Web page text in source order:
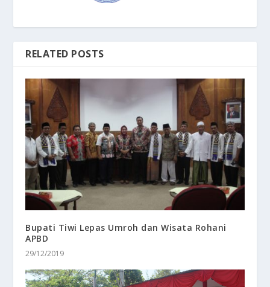
RELATED POSTS
Bupati Tiwi Lepas Umroh dan Wisata Rohani
APBD
29/12/2019